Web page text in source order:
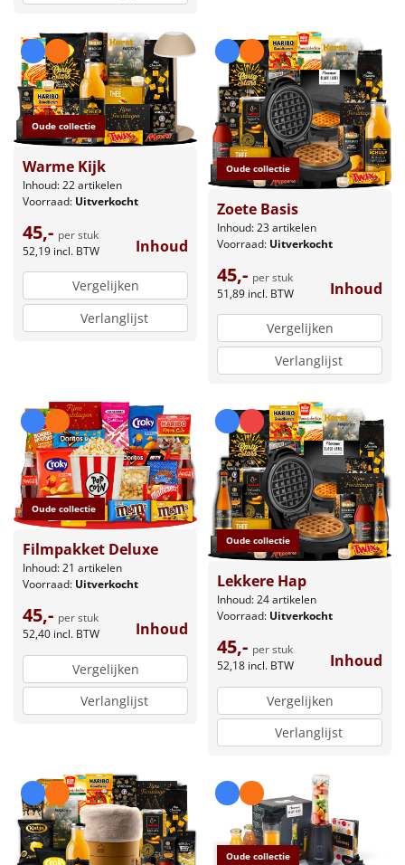
Oude collectie
Warme Kijk
Inhoud: 22 artikelen
Voorraad: Uitverkocht
45,- per stuk
52,19 incl. BTW Inhoud
Vergelijken
Verlanglijst
Oude collectie
Zoete Basis
Inhoud: 23 artikelen
Voorraad: Uitverkocht
45,- per stuk
51,89 incl. BTW Inhoud
Vergelijken
Verlanglijst
Oude collectie
Filmpakket Deluxe
Inhoud: 21 artikelen
Voorraad: Uitverkocht
45,- per stuk
52,40 incl. BTW Inhoud
Vergelijken
Verlanglijst
Oude collectie
Lekkere Hap
Inhoud: 24 artikelen
Voorraad: Uitverkocht
45,- per stuk
52,18 incl. BTW Inhoud
Vergelijken
Verlanglijst
Oude collectie